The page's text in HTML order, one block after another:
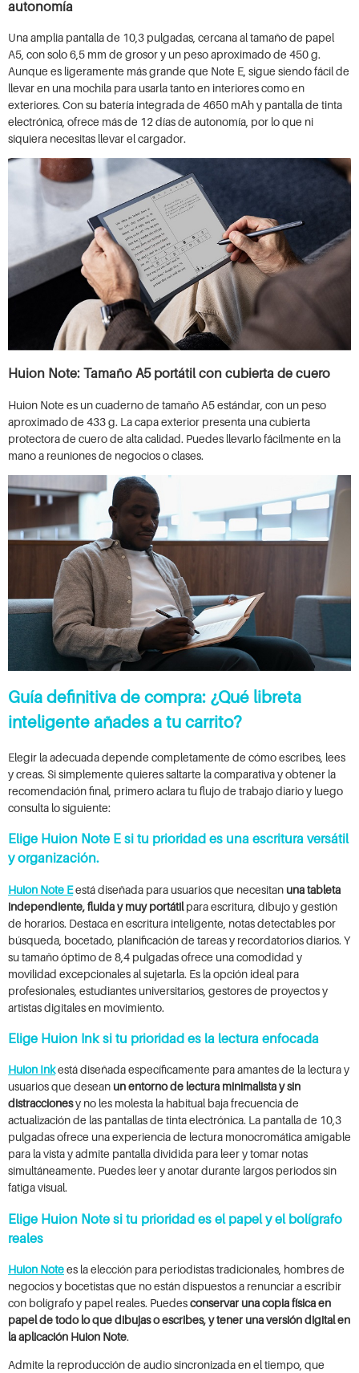
autonomía
Una amplia pantalla de 10,3 pulgadas, cercana al tamaño de papel
A5, con solo 6,5 mm de grosor y un peso aproximado de 450 g.
Aunque es ligeramente más grande que Note E, sigue siendo fácil de
llevar en una mochila para usarla tanto en interiores como en
exteriores. Con su batería integrada de 4650 mAh y pantalla de tinta
electrónica, ofrece más de 12 días de autonomía, por lo que ni
siquiera necesitas llevar el cargador.
Huion Note: Tamaño A5 portátil con cubierta de cuero
Huion Note es un cuaderno de tamaño A5 estándar, con un peso
aproximado de 433 g. La capa exterior presenta una cubierta
protectora de cuero de alta calidad. Puedes llevarlo fácilmente en la
mano a reuniones de negocios o clases.
Guía definitiva de compra: ¿Qué libreta
inteligente añades a tu carrito?
Elegir la adecuada depende completamente de cómo escribes, lees
y creas. Si simplemente quieres saltarte la comparativa y obtener la
recomendación final, primero aclara tu flujo de trabajo diario y luego
consulta lo siguiente:
Elige Huion Note E si tu prioridad es una escritura versátil
y organización.
Huion Note Eestá diseñada para usuarios que necesitan una tableta
independiente, fluida y muy portátilpara escritura, dibujo y gestión
de horarios. Destaca en escritura inteligente, notas detectables por
búsqueda, bocetado, planificación de tareas y recordatorios diarios. Y
su tamaño óptimo de 8,4 pulgadas ofrece una comodidad y
movilidad excepcionales al sujetarla. Es la opción ideal para
profesionales, estudiantes universitarios, gestores de proyectos y
artistas digitales en movimiento.
Elige Huion Ink si tu prioridad es la lectura enfocada
Huion Inkestá diseñada específicamente para amantes de la lectura y
usuarios que desean un entorno de lectura minimalista y sin
distraccionesy no les molesta la habitual baja frecuencia de
actualización de las pantallas de tinta electrónica. La pantalla de 10,3
pulgadas ofrece una experiencia de lectura monocromática amigable
para la vista y admite pantalla dividida para leer y tomar notas
simultáneamente. Puedes leer y anotar durante largos periodos sin
fatiga visual.
Elige Huion Note si tu prioridad es el papel y el bolígrafo
reales
Huion Notees la elección para periodistas tradicionales, hombres de
negocios y bocetistas que no están dispuestos a renunciar a escribir
con bolígrafo y papel reales. Puedesconservar una copia física en
papel de todo lo que dibujas o escribes, y tener una versión digital en
la aplicación Huion Note.
Admite la reproducción de audio sincronizada en el tiempo, que